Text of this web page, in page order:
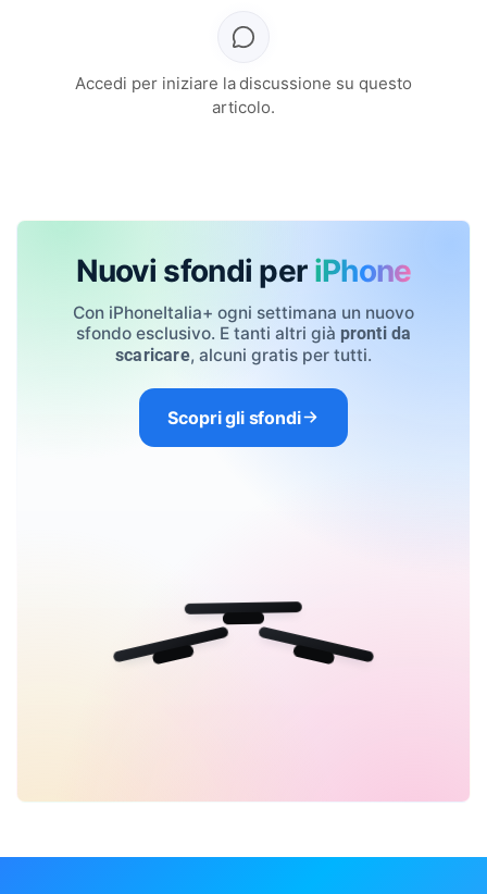
Accedi per iniziare la discussione su questo
articolo.
Nuovi sfondi per iPhone
Con iPhoneItalia+ ogni settimana un nuovo
sfondo esclusivo. E tanti altri già pronti da
scaricare, alcuni gratis per tutti.
Scopri gli sfondi